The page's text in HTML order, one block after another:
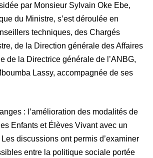
par Monsieur Sylvain Oke Ebe,
du Ministre, s’est déroulée en
techniques, des Chargés
de la Direction générale des Affaires
de la Directrice générale de l’ANBG,
Lassy, accompagnée de ses
: l’amélioration des modalités de
Enfants et Élèves Vivant avec un
discussions ont permis d’examiner
entre la politique sociale portée